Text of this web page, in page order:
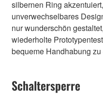
silbernen Ring
unverwechselbares
nur wunderschön
wiederholte
bequeme Handhabung
Schaltersperre